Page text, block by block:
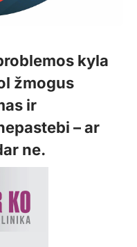
kyla
žmogus
ir
– ar
ne.